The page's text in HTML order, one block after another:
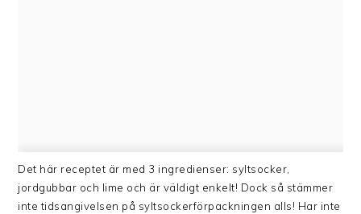
Det här receptet är med 3 ingredienser: syltsocker,
jordgubbar och lime och är väldigt enkelt! Dock så stämmer
inte tidsangivelsen på syltsockerförpackningen alls! Har inte